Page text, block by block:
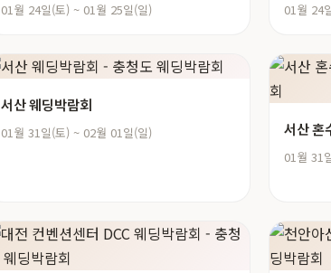
01월 24일(토) ~ 01월 25일(일) 01월 24
서산 웨딩박람회
01월 31일(토) ~ 02월 01일(일) 서산 혼
01월 31